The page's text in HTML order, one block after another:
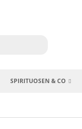
SPIRITUOSEN & CO